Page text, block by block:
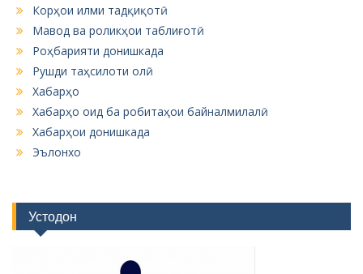
Корҳои илми тадқиқотӣ
Мавод ва роликҳои таблиғотӣ
Роҳбарияти донишкада
Рушди таҳсилоти олӣ
Хабарҳо
Хабарҳо оид ба робитаҳои байналмилалӣ
Хабарҳои донишкада
Эълонхо
Устодон